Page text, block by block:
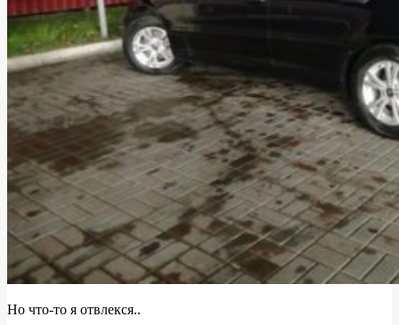
Но что-то я отвлекся..